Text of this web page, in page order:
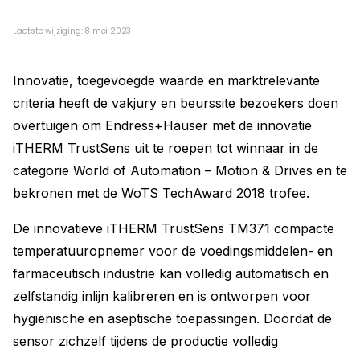
Laatste wijziging: 8 mei 2023
Innovatie, toegevoegde waarde en marktrelevante
criteria heeft de vakjury en beurssite bezoekers doen
overtuigen om Endress+Hauser met de innovatie
iTHERM TrustSens uit te roepen tot winnaar in de
categorie World of Automation – Motion & Drives en te
bekronen met de WoTS TechAward 2018 trofee.
De innovatieve iTHERM TrustSens TM371 compacte
temperatuuropnemer voor de voedingsmiddelen- en
farmaceutisch industrie kan volledig automatisch en
zelfstandig inlijn kalibreren en is ontworpen voor
hygiënische en aseptische toepassingen. Doordat de
sensor zichzelf tijdens de productie volledig